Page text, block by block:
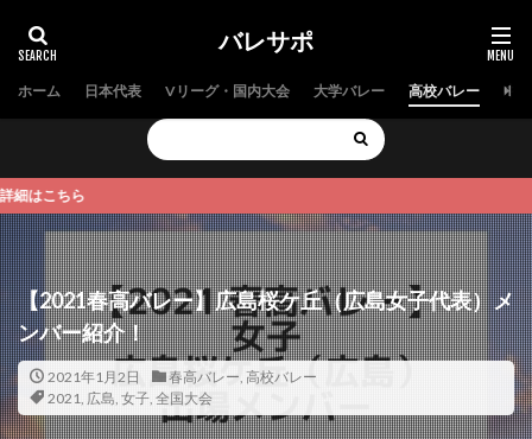
バレサポ
ホーム 日本代表 Vリーグ・国内大会 大学バレー 高校バレー 中
ら
【2021春高バレー】広島桜ケ丘（広島女子代表）メ
ンバー紹介！
2021年1月2日 春高バレー, 高校バレー
2021, 広島, 女子, 全国大会